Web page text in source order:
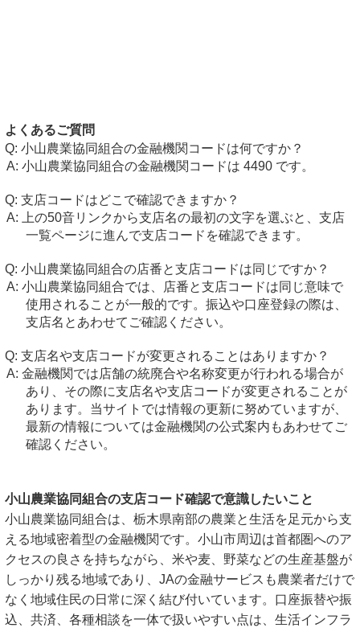
よくあるご質問
小山農業協同組合の金融機関コードは何ですか？
小山農業協同組合の金融機関コードは 4490 です。
支店コードはどこで確認できますか？
上の50音リンクから支店名の最初の文字を選ぶと、支店
一覧ページに進んで支店コードを確認できます。
小山農業協同組合の店番と支店コードは同じですか？
小山農業協同組合では、店番と支店コードは同じ意味で
使用されることが一般的です。振込や口座登録の際は、
支店名とあわせてご確認ください。
支店名や支店コードが変更されることはありますか？
金融機関では店舗の統廃合や名称変更が行われる場合が
あり、その際に支店名や支店コードが変更されることが
あります。当サイトでは情報の更新に努めていますが、
最新の情報については金融機関の公式案内もあわせてご
確認ください。
小山農業協同組合の支店コード確認で意識したいこと
小山農業協同組合は、栃木県南部の農業と生活を足元から支
える地域密着型の金融機関です。小山市周辺は首都圏へのア
クセスの良さを持ちながら、米や麦、野菜などの生産基盤が
しっかり残る地域であり、JAの金融サービスも農業者だけで
なく地域住民の日常に深く結び付いています。口座振替や振
込、共済、各種相談を一体で扱いやすい点は、生活インフラ